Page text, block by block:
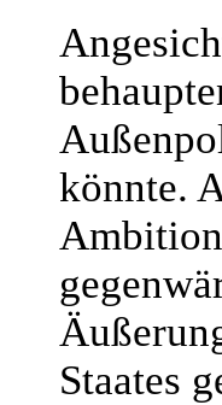
könnte.
Staates